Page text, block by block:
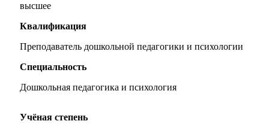
высшее
Квалификация
Преподаватель дошкольной педагогики и психологии
Специальность
Дошкольная педагогика и психология
Учёная степень